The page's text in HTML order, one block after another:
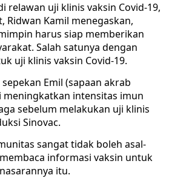
relawan uji klinis vaksin Covid-19,
Ridwan Kamil menegaskan,
harus siap memberikan
Salah satunya dengan
uji klinis vaksin Covid-19.
Emil (sapaan akrab
meningkatkan intensitas imun
sebelum melakukan uji klinis
Sinovac.
sangat tidak boleh asal-
informasi vaksin untuk
itu.